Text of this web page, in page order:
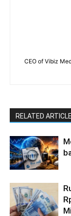
CEO of Vibiz
RELATED